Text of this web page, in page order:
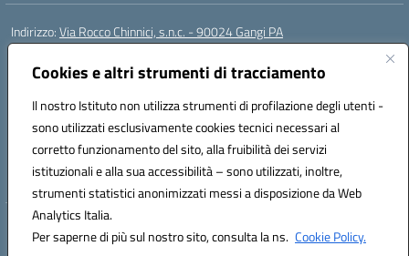
Cookies e altri strumenti di tracciamento
Il nostro Istituto non utilizza strumenti di profilazione degli utenti -
sono utilizzati esclusivamente cookies tecnici necessari al
corretto funzionamento del sito, alla fruibilità dei servizi
istituzionali e alla sua accessibilità – sono utilizzati, inoltre,
strumenti statistici anonimizzati messi a disposizione da Web
Analytics Italia.
Per saperne di più sul nostro sito, consulta la ns. Cookie Policy.
Indirizzo:Via Rocco Chinnici, s.n.c. - 90024 Gangi PA
Centralino:
Posta elettronica certificata (PEC):pais01700b@pec.istruzione.it
Codice fiscale: 95005290820
Codice meccanografico:pais01700b
Codice Indice delle Pubbliche Amministrazioni (IPA): istsc_pais01700b
Codice unico di fatturazione (CUF): UFM1W3
Hosting & Powered by 3D Solution S.r.l.
Concept & Design by Designers Italia